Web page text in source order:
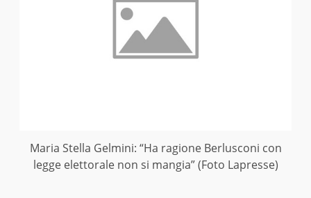
Maria Stella Gelmini: “Ha ragione Berlusconi con
legge elettorale non si mangia” (Foto Lapresse)